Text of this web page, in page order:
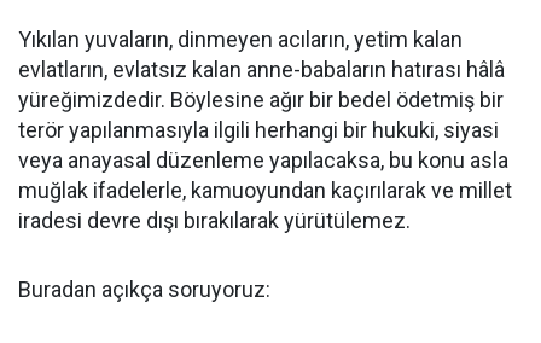
Yıkılan yuvaların, dinmeyen acıların, yetim kalan
evlatların, evlatsız kalan anne-babaların hatırası hâlâ
yüreğimizdedir. Böylesine ağır bir bedel ödetmiş bir
terör yapılanmasıyla ilgili herhangi bir hukuki, siyasi
veya anayasal düzenleme yapılacaksa, bu konu asla
muğlak ifadelerle, kamuoyundan kaçırılarak ve millet
iradesi devre dışı bırakılarak yürütülemez.
Buradan açıkça soruyoruz: